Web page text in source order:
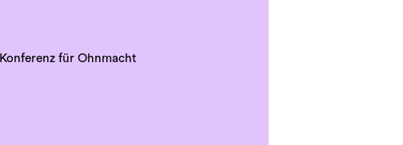
Konferenz für Ohnmacht